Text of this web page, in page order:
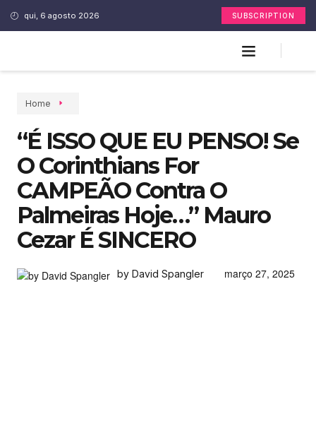
qui, 6 agosto 2026 SUBSCRIPTION
Home
“É ISSO QUE EU PENSO! Se
O Corinthians For
CAMPEÃO Contra O
Palmeiras Hoje…” Mauro
Cezar É SINCERO
by David Spangler março 27, 2025